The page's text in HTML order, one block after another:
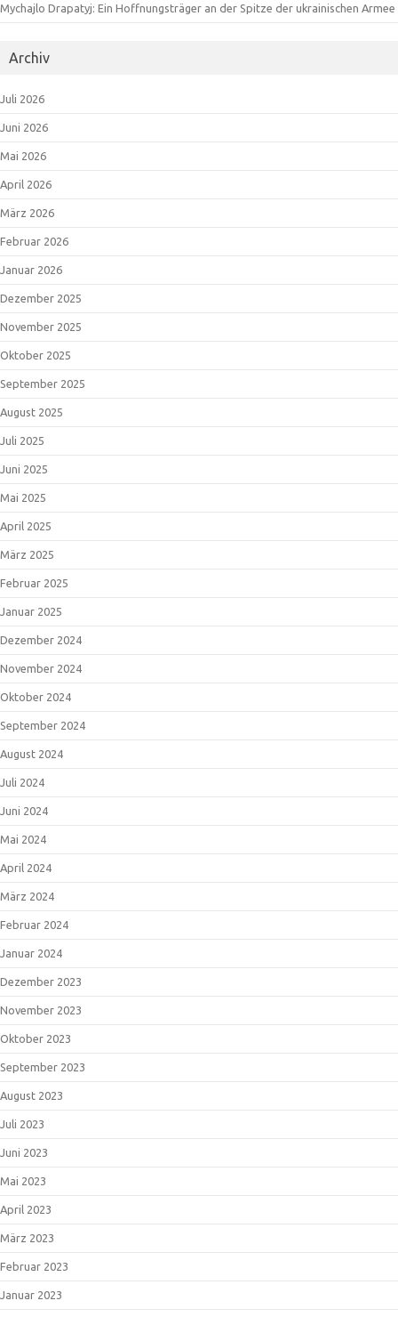
Mychajlo Drapatyj: Ein Hoffnungsträger an der Spitze der ukrainischen Armee
Archiv
Juli 2026
Juni 2026
Mai 2026
April 2026
März 2026
Februar 2026
Januar 2026
Dezember 2025
November 2025
Oktober 2025
September 2025
August 2025
Juli 2025
Juni 2025
Mai 2025
April 2025
März 2025
Februar 2025
Januar 2025
Dezember 2024
November 2024
Oktober 2024
September 2024
August 2024
Juli 2024
Juni 2024
Mai 2024
April 2024
März 2024
Februar 2024
Januar 2024
Dezember 2023
November 2023
Oktober 2023
September 2023
August 2023
Juli 2023
Juni 2023
Mai 2023
April 2023
März 2023
Februar 2023
Januar 2023